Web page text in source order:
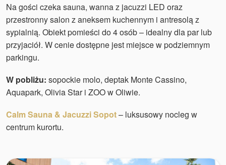
Na gości czeka sauna, wanna z jacuzzi LED oraz
przestronny salon z aneksem kuchennym i antresolą z
sypialnią. Obiekt pomieści do 4 osób – idealny dla par lub
przyjaciół. W cenie dostępne jest miejsce w podziemnym
parkingu.
W pobliżu: sopockie molo, deptak Monte Cassino,
Aquapark, Olivia Star i ZOO w Oliwie.
Calm Sauna & Jacuzzi Sopot– luksusowy nocleg w
centrum kurortu.